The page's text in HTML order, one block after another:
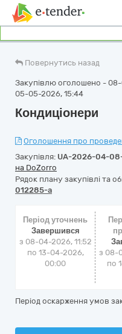
Повернутись назад
Закупівлю оголошено - 08-
05-05-2026, 15:44
Кондиціонери
Оголошення про
Закупівля: UA-2026-04-
на DoZorro
Рядок плану закупівлі та
012285-a
Період уточнень
Завершився
з 08-04-2026, 11:52
по 13-04-2026,
00:00
з 08-
по
Період оскарження умов